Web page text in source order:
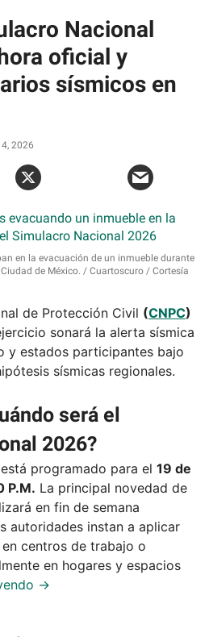
Nacional
oficial y
sísmicos en
2026
en la evacuación de un inmueble durante
de México.
Cuartoscuro / Cortesía
de Protección Civil (CNPC)
sonará la alerta sísmica
y estados participantes bajo
sísmicas regionales.
será el
2026?
programado para el 19 de
P.M. La principal novedad de
en fin de semana
autoridades instan a aplicar
centros de trabajo o
en hogares y espacios